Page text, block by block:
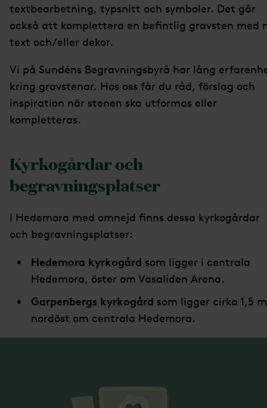
textbearbetning, typsnitt och symboler. Det går
också att komplettera en befintlig gravsten med
text och/eller dekor.
Vi på Sundéns Begravningsbyrå har lång
kring gravstenar. Hos oss får du råd, förslag och
inspiration när stenen ska utformas eller
kompletteras.
Kyrkogårdar och
begravningsplatser
I Hedemora med omnejd finns dessa kyrkogårdar
och begravningsplatser:
Hedemora kyrkogård som ligger i centrala
Hedemora, öster om Vasaliden Arena.
Garpenbergs kyrkogård som ligger cirka 1,5
nordöst om centrala Hedemora.